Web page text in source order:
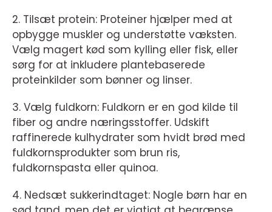
2. Tilsæt protein: Proteiner hjælper med at
opbygge muskler og understøtte væksten.
Vælg magert kød som kylling eller fisk, eller
sørg for at inkludere plantebaserede
proteinkilder som bønner og linser.
3. Vælg fuldkorn: Fuldkorn er en god kilde til
fiber og andre næringsstoffer. Udskift
raffinerede kulhydrater som hvidt brød med
fuldkornsprodukter som brun ris,
fuldkornspasta eller quinoa.
4. Nedsæt sukkerindtaget: Nogle børn har en